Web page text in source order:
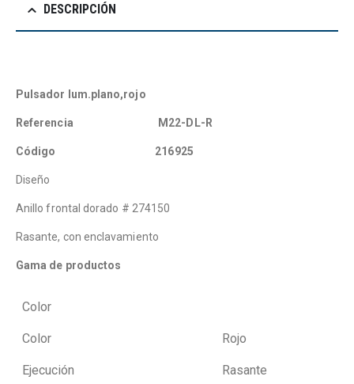
DESCRIPCIÓN
Pulsador lum.plano,rojo
Referencia M22-DL-R
Código 216925
Diseño
Anillo frontal dorado # 274150
Rasante, con enclavamiento
Gama de productos
Color
Color Rojo
Ejecución Rasante